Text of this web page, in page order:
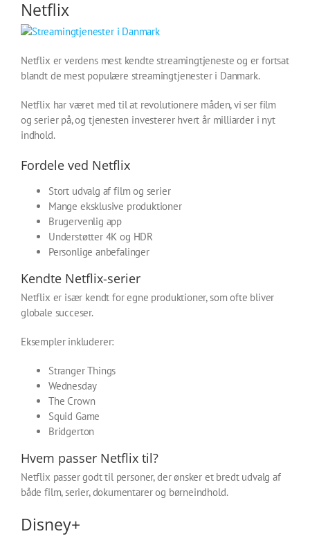
Netflix
Netflix er verdens mest kendte streamingtjeneste og er fortsat
blandt de mest populære streamingtjenester i Danmark.
Netflix har været med til at revolutionere måden, vi ser film
og serier på, og tjenesten investerer hvert år milliarder i nyt
indhold.
Fordele ved Netflix
Stort udvalg af film og serier
Mange eksklusive produktioner
Brugervenlig app
Understøtter 4K og HDR
Personlige anbefalinger
Kendte Netflix-serier
Netflix er især kendt for egne produktioner, som ofte bliver
globale succeser.
Eksempler inkluderer:
Stranger Things
Wednesday
The Crown
Squid Game
Bridgerton
Hvem passer Netflix til?
Netflix passer godt til personer, der ønsker et bredt udvalg af
både film, serier, dokumentarer og børneindhold.
Disney+